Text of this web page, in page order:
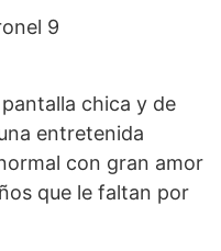
chica y de
entretenida
con gran amor
que le faltan por